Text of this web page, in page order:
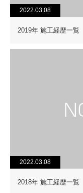
2022.03.08
2019年 施工経歴一覧
2022.03.08
2018年 施工経歴一覧